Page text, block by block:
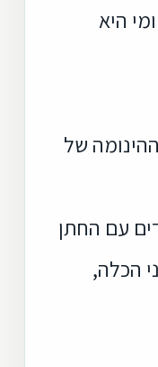
היא
של
עם החתן
הכלה,